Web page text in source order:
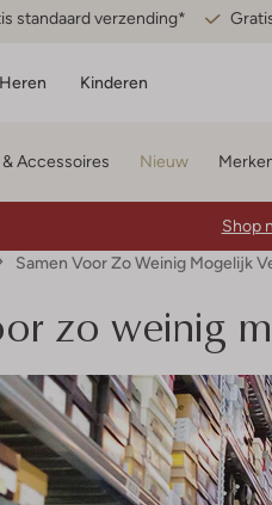
standaard verzending*
Heren Kinderen
& Accessoires Nieuw
Shop
Samen Voor Zo Weinig Mogelijk
zo weinig